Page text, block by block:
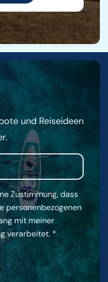
und Reiseideen
Zustimmung, dass
personenbezogenen
mit meiner
verarbeitet.